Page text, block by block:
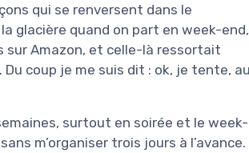
qui se renversent dans le
glacière quand on part en week-
sur Amazon, et celle-là ressortait
coup je me suis dit : ok, je tente, au
surtout en soirée et le week-
m’organiser trois jours à l’avance.